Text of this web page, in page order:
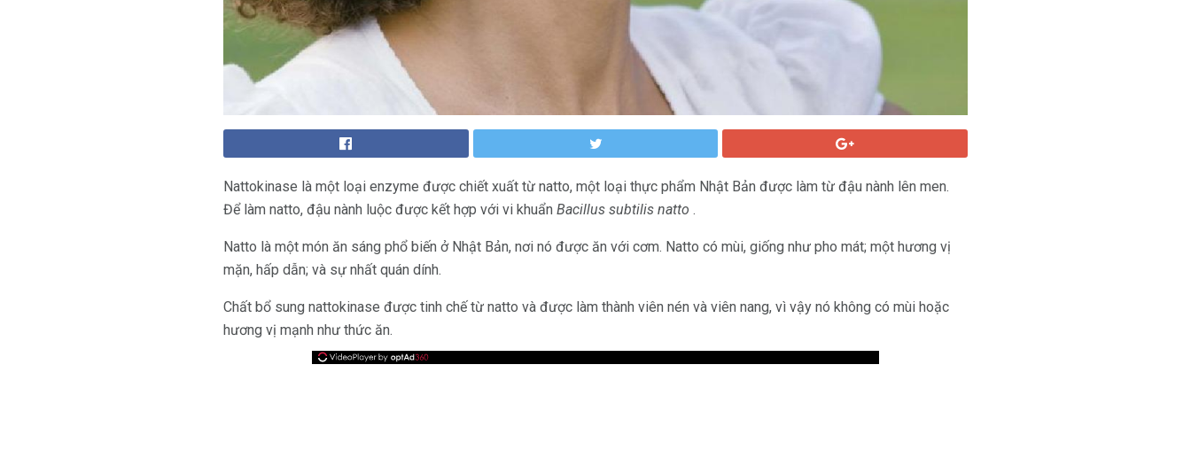
Nattokinase là một loại enzyme được chiết xuất từ ​​natto, một loại thực phẩm Nhật Bản được làm từ đậu nành lên men.
Để làm natto, đậu nành luộc được kết hợp với vi khuẩn Bacillus subtilis natto .
Natto là một món ăn sáng phổ biến ở Nhật Bản, nơi nó được ăn với cơm. Natto có mùi, giống như pho mát; một hương vị
mặn, hấp dẫn; và sự nhất quán dính.
Chất bổ sung nattokinase được tinh chế từ natto và được làm thành viên nén và viên nang, vì vậy nó không có mùi hoặc
hương vị mạnh như thức ăn.